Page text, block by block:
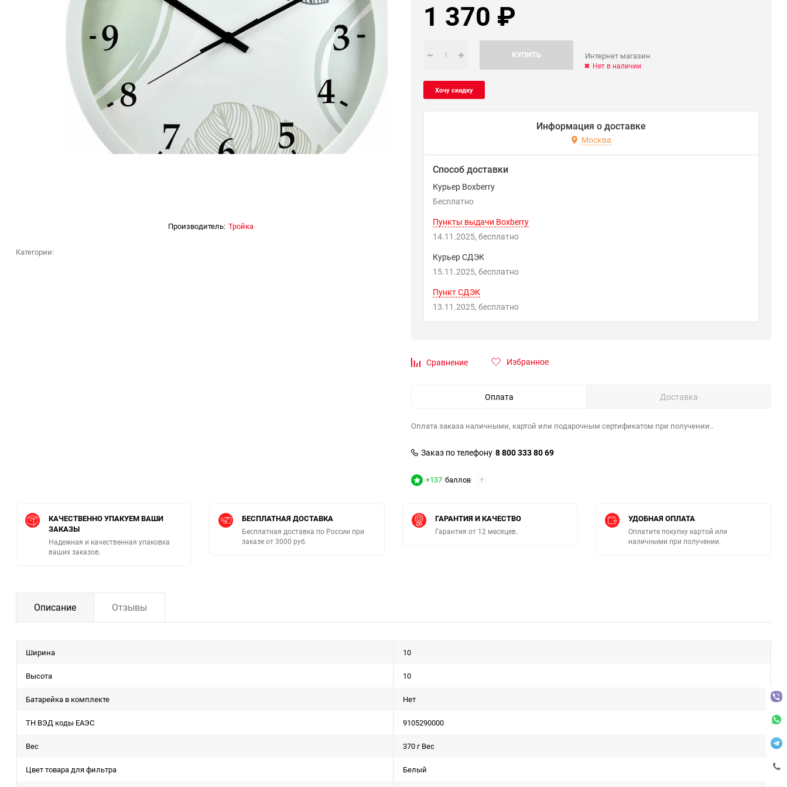
Производитель: Тройка
Категории:
1 370 ₽
КУПИТЬ Интернет магазин
Нет в наличии
Информация о доставке
Москва
Способ доставки
Курьер Boxberry
Бесплатно
Пункты выдачи Boxberry
14.11.2025
Бесплатно
Курьер СДЭК
15.11.2025
Бесплатно
Пункт СДЭК
13.11.2025
Бесплатно
Сравнение Избранное
Оплата Доставка
Оплата заказа наличными, картой или подарочным сертификатом при получении..
Заказ по телефону 8 800 333 80 69
+137 баллов ?
КАЧЕСТВЕННО УПАКУЕМ ВАШИ
ЗАКАЗЫ
Надежная и качественная упаковка
ваших заказов.
БЕСПЛАТНАЯ ДОСТАВКА
Бесплатная доставка по России при
заказе от 3000 руб.
ГАРАНТИЯ И КАЧЕСТВО
Гарантия от 12 месяцев.
УДОБНАЯ ОПЛАТА
Оплатите покупку картой или
наличными при получении.
Описание Отзывы
Ширина 10
Высота 10
Батарейка в комплекте Нет
ТН ВЭД коды ЕАЭС 9105290000
Вес 370 г Вес
Цвет товара для фильтра Белый